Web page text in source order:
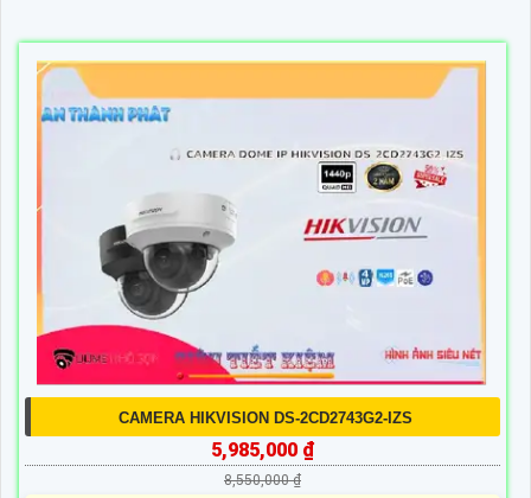
CAMERA HIKVISION DS-2CD2743G2-IZS
5,985,000 ₫
8,550,000 ₫